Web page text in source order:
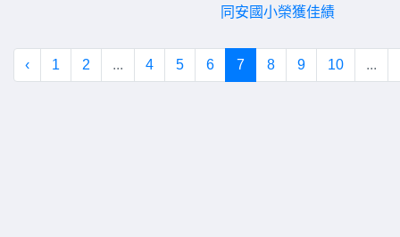
同安國小榮獲佳績
‹ 1 2 ... 4 5 6 7 8 9 10 ...